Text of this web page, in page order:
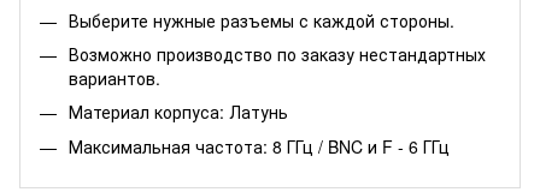
Выберите нужные разъемы с каждой стороны.
Возможно производство по заказу нестандартных
вариантов.
Материал корпуса: Латунь
Максимальная частота: 8 ГГц / BNC и F - 6 ГГц